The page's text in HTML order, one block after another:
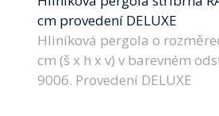
cm provedení DELUXE
Hliníková pergola o
cm (š x h x v) v barevném
9006. Provedení DELUXE